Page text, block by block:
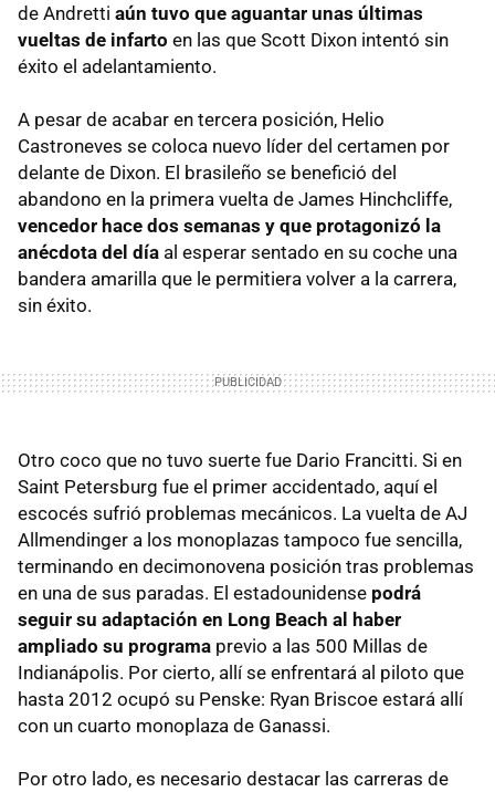
de Andretti aún tuvo que aguantar unas últimas
vueltas de infarto en las que Scott Dixon intentó sin
éxito el adelantamiento.
A pesar de acabar en tercera posición, Helio
Castroneves se coloca nuevo líder del certamen por
delante de Dixon. El brasileño se benefició del
abandono en la primera vuelta de James Hinchcliffe,
vencedor hace dos semanas y que protagonizó la
anécdota del día al esperar sentado en su coche una
bandera amarilla que le permitiera volver a la carrera,
sin éxito.
Otro coco que no tuvo suerte fue Dario Francitti. Si en
Saint Petersburg fue el primer accidentado, aquí el
escocés sufrió problemas mecánicos. La vuelta de AJ
Allmendinger a los monoplazas tampoco fue sencilla,
terminando en decimonovena posición tras problemas
en una de sus paradas. El estadounidense podrá
seguir su adaptación en Long Beach al haber
ampliado su programa previo a las 500 Millas de
Indianápolis. Por cierto, allí se enfrentará al piloto que
hasta 2012 ocupó su Penske: Ryan Briscoe estará allí
con un cuarto monoplaza de Ganassi.
Por otro lado, es necesario destacar las carreras de